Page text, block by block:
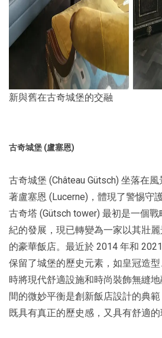
新與舊在古奇城堡的交融
古奇城堡 (盧塞恩)
古奇城堡 (Château Gütsch) 坐落在
著盧塞恩 (Lucerne)，體現了警惕守
古奇塔 (Gütsch tower) 最初是一個
紀的發展，現已轉變為一家以其壯
的豪華飯店。最近於 2014 年和
保留了城堡的歷史元素，如皇冠造
時將現代舒適設施和時尚裝飾無縫
間的微妙平衡是創新飯店設計的典
既具有真正的歷史感，又具有舒適的